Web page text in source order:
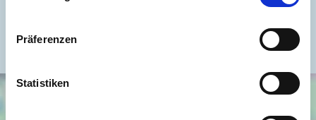
Präferenzen
Statistiken